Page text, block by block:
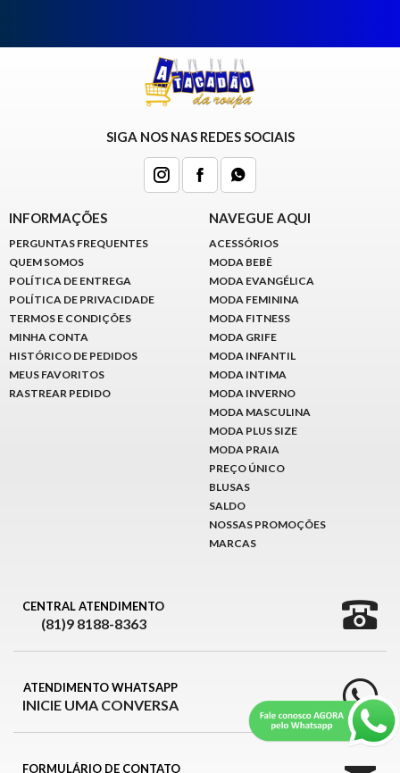
SIGA NOS NAS REDES SOCIAIS
INFORMAÇÕES
PERGUNTAS FREQUENTES
QUEM SOMOS
POLÍTICA DE ENTREGA
POLÍTICA DE PRIVACIDADE
TERMOS E CONDIÇÕES
MINHA CONTA
HISTÓRICO DE PEDIDOS
MEUS FAVORITOS
RASTREAR PEDIDO
NAVEGUE AQUI
ACESSÓRIOS
MODA BEBÊ
MODA EVANGÉLICA
MODA FEMININA
MODA FITNESS
MODA GRIFE
MODA INFANTIL
MODA INTIMA
MODA INVERNO
MODA MASCULINA
MODA PLUS SIZE
MODA PRAIA
PREÇO ÚNICO
BLUSAS
SALDO
NOSSAS PROMOÇÕES
MARCAS
CENTRAL ATENDIMENTO
(81)9 8188-8363
ATENDIMENTO WHATSAPP
INICIE UMA CONVERSA
FORMULÁRIO DE CONTATO